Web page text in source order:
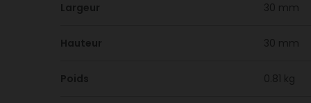
Largeur 30 mm
Hauteur 30 mm
Poids 0.81 kg